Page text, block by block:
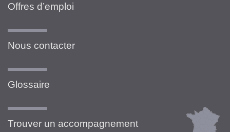
Offres d’emploi
Nous contacter
Glossaire
Trouver un accompagnement